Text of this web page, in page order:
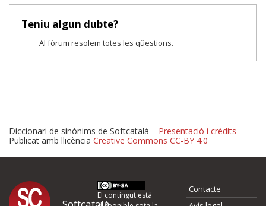
Teniu algun dubte?
Al fòrum resolem totes les qüestions.
Proposeu-nos millores o
Diccionari de sinònims de Softcatalà – Presentació i crèdits –
Publicat amb llicència Creative Commons CC-BY 4.0
El contingut està
Contacte